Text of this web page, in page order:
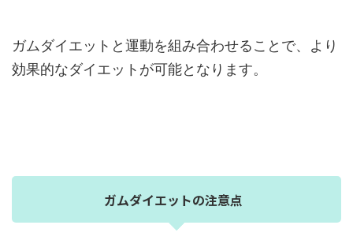
ガムダイエットと運動を組み合わせることで、より
効果的なダイエットが可能となります。
ガムダイエットの注意点